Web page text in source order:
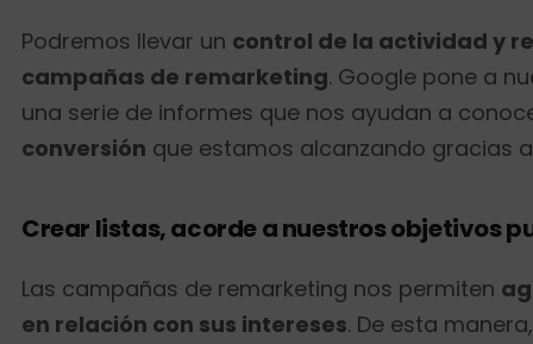
Podremos llevar un control de la actividad y
campañas de remarketing. Google pone a
una serie de informes que nos ayudan a
conversión que estamos alcanzando gracias
Crear listas, acorde a nuestros objetivos
Las campañas de remarketing nos permiten
en relación con sus intereses. De esta